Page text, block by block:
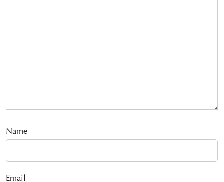
Name
Email